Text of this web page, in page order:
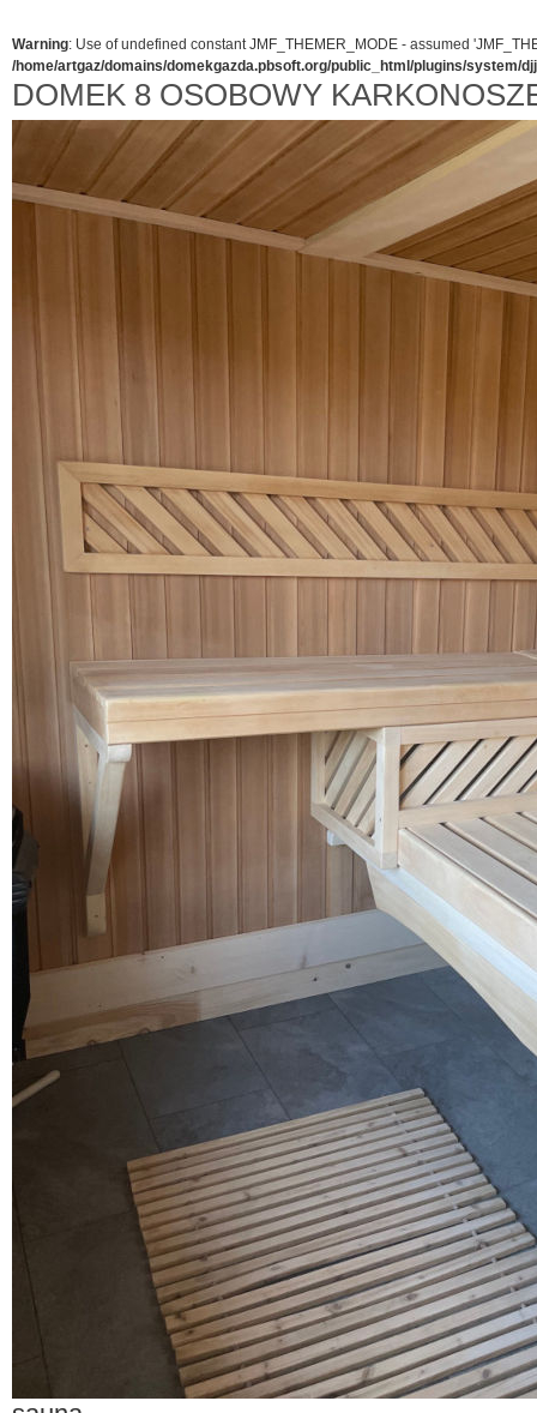
Warning: Use of undefined constant JMF_THEMER_MODE - assumed
/home/artgaz/domains/domekgazda.pbsoft.org/public_html/plugins/system/
DOMEK 8 OSOBOWY